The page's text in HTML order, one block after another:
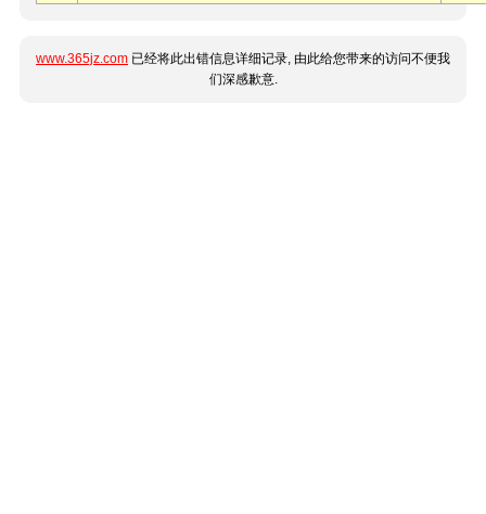
www.365jz.com 已经将此出错信息详细记录, 由此给您带来的访问不便我
们深感歉意.